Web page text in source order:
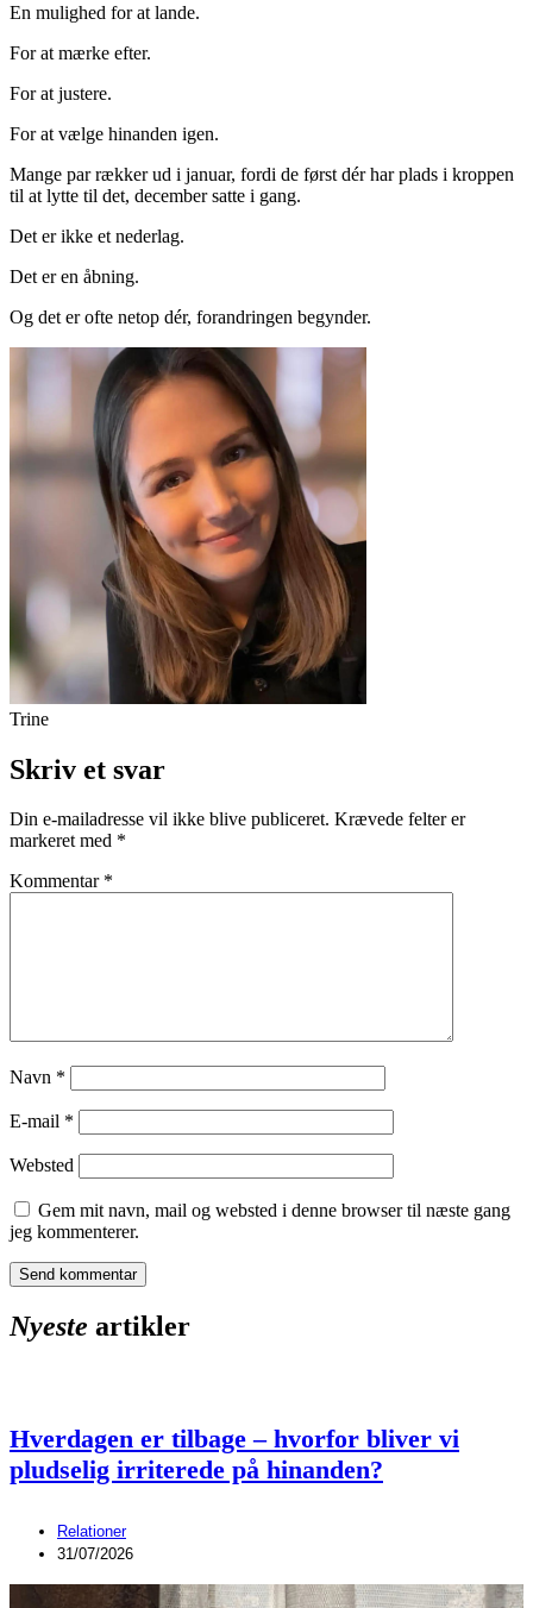
En mulighed for at lande.
For at mærke efter.
For at justere.
For at vælge hinanden igen.
Mange par rækker ud i januar, fordi de først dér har plads i kroppen
til at lytte til det, december satte i gang.
Det er ikke et nederlag.
Det er en åbning.
Og det er ofte netop dér, forandringen begynder.
Trine
Skriv et svar
Din e-mailadresse vil ikke blive publiceret. Krævede felter er
markeret med *
Kommentar *
Navn *
E-mail *
Websted
Gem mit navn, mail og websted i denne browser til næste gang
jeg kommenterer.
Nyeste artikler
Hverdagen er tilbage – hvorfor bliver vi
pludselig irriterede på hinanden?
Relationer
31/07/2026